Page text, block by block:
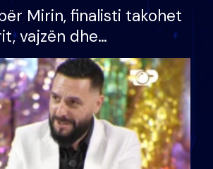
Mirin, finalisti takohet
vajzën dhe
S’kemi ndonjë letër
jo?